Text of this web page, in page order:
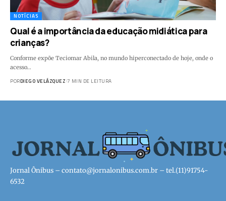
NOTÍCIAS
Qual é a importância da educação midiática para
crianças?
Conforme expõe Teciomar Abila, no mundo hiperconectado de hoje, onde o
acesso…
PORDIEGO VELÁZQUEZ 7 MIN DE LEITURA
Jornal Ônibus – contato@jornalonibus.com.br – tel.(11)91754-
6532